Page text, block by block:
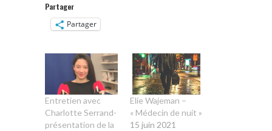
Partager
Partager
Entretien avec
Charlotte Serrand-
présentation de la
Elie Wajeman –
« Médecin de nuit »
15 juin 2021